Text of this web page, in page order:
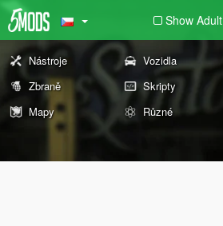
Show Adult
Nástroje Vozidla
Zbraně
Skripty
Mapy
Různé